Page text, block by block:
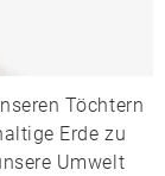
Töchtern
Erde zu
Umwelt